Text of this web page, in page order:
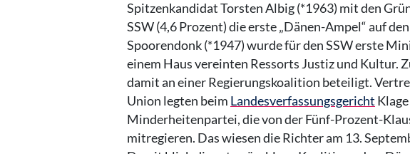
Spitzenkandidat Torsten Albig (*1963) mit den
SSW (4,6 Prozent) die erste „Dänen-Ampel“ auf
Spoorendonk (*1947) wurde für den SSW erste
einem Haus vereinten Ressorts Justiz und Kultur.
damit an einer Regierungskoalition beteiligt.
Union legten beim Landesverfassungsgericht
Minderheitenpartei, die von der Fünf-Prozent-
mitregieren. Das wiesen die Richter am 13.